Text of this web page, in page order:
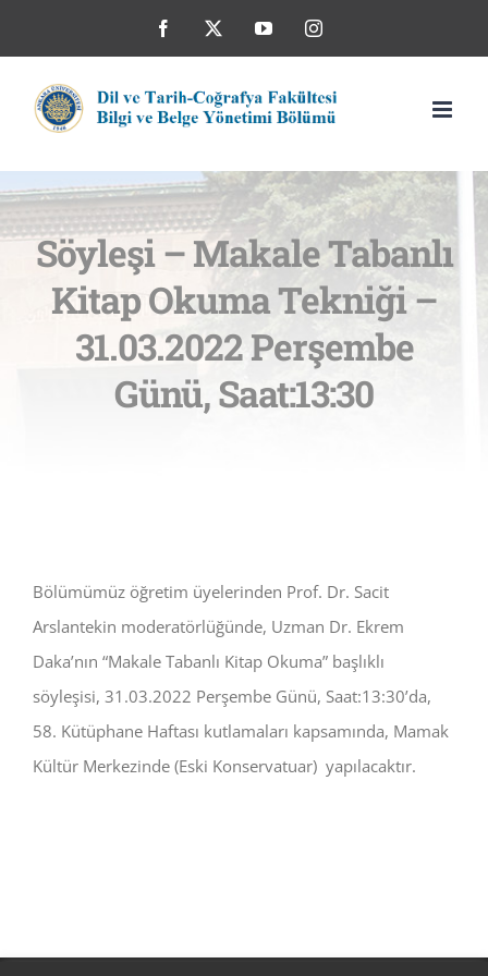
to
content
Facebook YouTubeInstagram
Söyleşi – Makale Tabanlı
Kitap Okuma Tekniği –
31.03.2022 Perşembe
Günü, Saat:13:30
Bölümümüz öğretim üyelerinden Prof. Dr. Sacit
Arslantekin moderatörlüğünde, Uzman Dr. Ekrem
Daka’nın “Makale Tabanlı Kitap Okuma” başlıklı
söyleşisi, 31.03.2022 Perşembe Günü, Saat:13:30’da,
58. Kütüphane Haftası kutlamaları kapsamında, Mamak
Kültür Merkezinde (Eski Konservatuar) yapılacaktır.